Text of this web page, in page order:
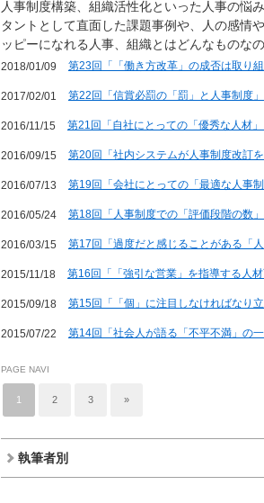
人事制度構築、組織活性化といった人事の悩
タントとして直面した課題事例や、人の感情
ッピーになれる人事、組織とはどんなものな
2018/01/09 第23回「「働き方改革」の成否は取り
2017/02/01 第22回「信賞必罰の「罰」と人事制度」
2016/11/15 第21回「自社にとっての「優秀な人材」
2016/09/15 第20回「社内システムが人事制度改訂
2016/07/13 第19回「会社にとっての「最適な人事
2016/05/24 第18回「人事制度での「評価段階の数」
2016/03/15 第17回「過度だと感じることがある「人
2015/11/18 第16回「「強引な営業」を指導する人材
2015/09/18 第15回「「個」に注目しなければなり
2015/07/22 第14回「社会人が語る「不平不満」の一
PAGE NAVI
1 2 3 »
執筆者別